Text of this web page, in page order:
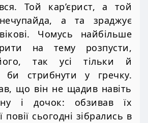
Той кар’єрист, а той
а та зраджує
Чомусь найбільше
на тему розпусти,
так усі тільки й
стрибнути у гречку.
що він не щадив навіть
і дочок: обзивав їх
сьогодні зібрались в